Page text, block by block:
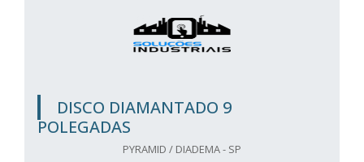
DISCO DIAMANTADO 9
POLEGADAS
PYRAMID / DIADEMA - SP